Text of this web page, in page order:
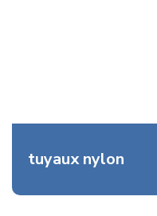
tuyaux nylon